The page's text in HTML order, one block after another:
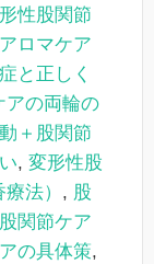
性股関節
ロマケア
と正しく
アの両輪の
＋股関節
, 変形性股
法） , 股
股関節ケア
の具体策,